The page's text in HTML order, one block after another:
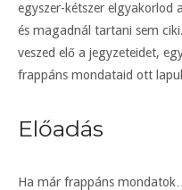
egyszer-kétszer elgyakorlod
és magadnál tartani sem
veszed elő a jegyzeteidet,
frappáns mondataid ott
Előadás
Ha már frappáns